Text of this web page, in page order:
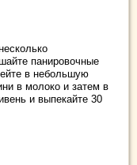
панировочные
в небольшую
в молоко и затем в
и выпекайте 30